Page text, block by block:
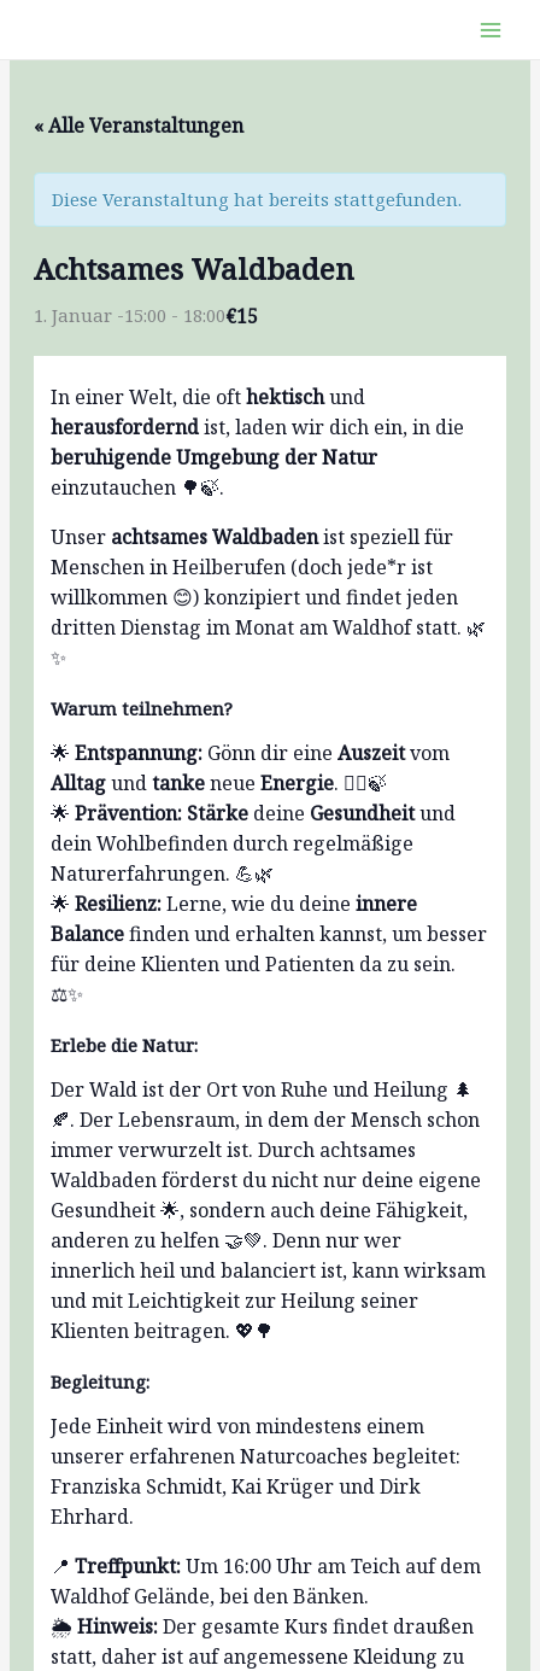
« Alle Veranstaltungen
Diese Veranstaltung hat bereits stattgefunden.
Achtsames Waldbaden
1. Januar -15:00 - 18:00€15
In einer Welt, die ofthektischund
herausforderndist, laden wir dich ein, in die
beruhigende Umgebung der Natur
einzutauchen 🌳🍃.
Unser achtsames Waldbadenist speziell für
Menschen in Heilberufen (doch jede*r ist
willkommen 😊) konzipiert und findet jeden
dritten Dienstag im Monat am Waldhof statt. 🌿
✨
Warum teilnehmen?
🌟Entspannung: Gönn dir eineAuszeitvom
AlltagundtankeneueEnergie. 💆‍♀️🍃
🌟Prävention: Stärke deine Gesundheitund
dein Wohlbefinden durch regelmäßige
Naturerfahrungen. 💪🌿
🌟Resilienz:Lerne, wie du deineinnere
Balancefinden und erhalten kannst, um besser
für deine Klienten und Patienten da zu sein.
⚖️✨
Erlebe die Natur:
Der Wald ist der Ort von Ruhe und Heilung 🌲
🍂. Der Lebensraum, in dem der Mensch schon
immer verwurzelt ist. Durch achtsames
Waldbaden förderst du nicht nur deine eigene
Gesundheit 🌟, sondern auch deine Fähigkeit,
anderen zu helfen 🤝💚. Denn nur wer
innerlich heil und balanciert ist, kann wirksam
und mit Leichtigkeit zur Heilung seiner
Klienten beitragen. 💖🌳
Begleitung:
Jede Einheit wird von mindestens einem
unserer erfahrenen Naturcoaches begleitet:
Franziska Schmidt, Kai Krüger und Dirk
Ehrhard.
📍Treffpunkt:Um 16:00 Uhr am Teich auf dem
Waldhof Gelände, bei den Bänken.
🌦️Hinweis:Der gesamte Kurs findet draußen
statt, daher ist auf angemessene Kleidung zu